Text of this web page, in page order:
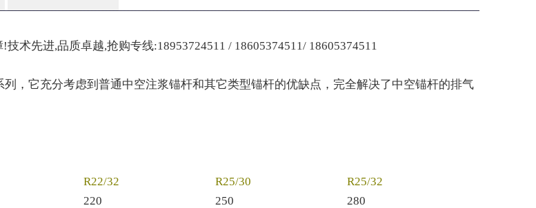
术先进,品质卓越,抢购专线:18953724511 / 18605374511/ 18605374511
，它充分考虑到普通中空注浆锚杆和其它类型锚杆的优缺点，完全解决了中空锚杆的排气
R22/32 R25/30
R25/32
220 250 280